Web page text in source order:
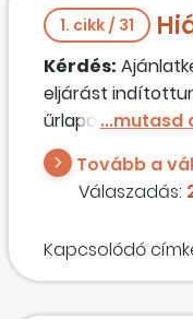
1. cikk / 31
Kérdés:
eljárást
űrlapot bejelölni
tájékoztató
helyett
ajánlattevők?
Tovább a
Válaszadás:
Kapcsolódó